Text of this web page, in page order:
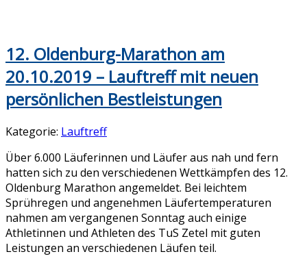
12. Oldenburg-Marathon am
20.10.2019 – Lauftreff mit neuen
persönlichen Bestleistungen
Kategorie: Lauftreff
Über 6.000 Läuferinnen und Läufer aus nah und fern
hatten sich zu den verschiedenen Wettkämpfen des 12.
Oldenburg Marathon angemeldet. Bei leichtem
Sprühregen und angenehmen Läufertemperaturen
nahmen am vergangenen Sonntag auch einige
Athletinnen und Athleten des TuS Zetel mit guten
Leistungen an verschiedenen Läufen teil.